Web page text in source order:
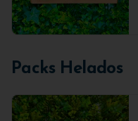
Packs Helados